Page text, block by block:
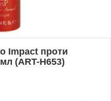
Impact проти
(ART-H653)